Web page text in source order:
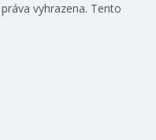
vyhrazena. Tento